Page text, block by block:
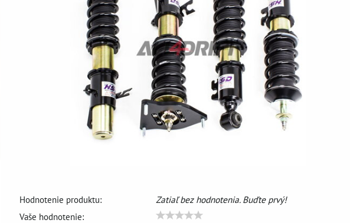
Hodnotenie produktu:
Zatiaľ bez hodnotenia. Buďte prvý!
Vaše hodnotenie: